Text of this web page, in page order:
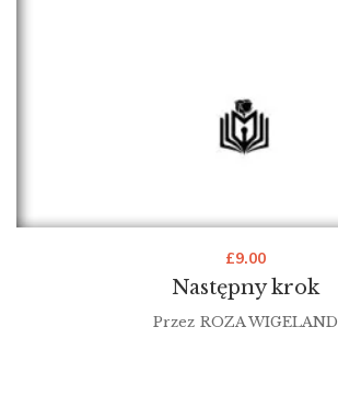
Następny krok
£9.00
Przez ROZA WIGELAND